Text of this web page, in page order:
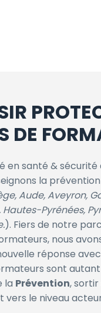
DE
en santé & sécurité
la
Aude, Aveyron,
Hautes-Pyrénées,
). Fiers de notre
nous
réponse avec
sont
la Prévention, sortir
le niveau